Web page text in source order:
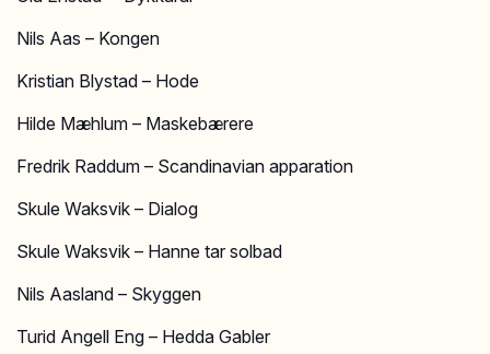
Nils Aas – Kongen
Kristian Blystad – Hode
Hilde Mæhlum – Maskebærere
Fredrik Raddum – Scandinavian apparation
Skule Waksvik – Dialog
Skule Waksvik – Hanne tar solbad
Nils Aasland – Skyggen
Turid Angell Eng – Hedda Gabler